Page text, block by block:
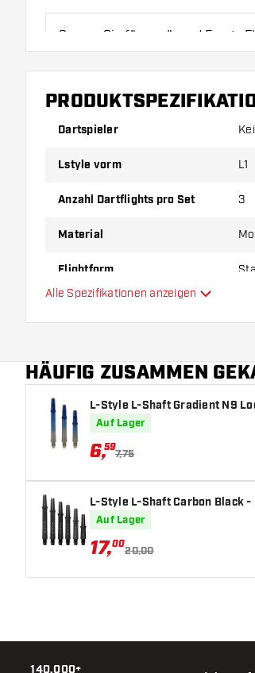
Sorgen Sie für genügend Ersatz
durch Gebrauch abnutzen oder
Probieren Sie eine andere Form,
Ihnen passt!
Dartspieler
Lstyle vorm L1
Anzahl Dartflights pro Set 3
Material
Flightform
Zusätzliche Farben
Hauptfarbe
Alle Spezifikationen anzeigen
HÄUFIG ZUSAMMEN
L-Style L-Shaft Gradient N9
Auf Lager
6,59
7,75
L-Style L-Shaft Carbon Black -
Auf Lager
17,00
20,00
140.000+